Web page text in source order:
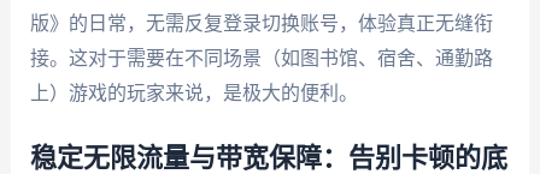
版》的日常，无需反复登录切换账号，体验真正无缝衔
接。这对于需要在不同场景（如图书馆、宿舍、通勤路
上）游戏的玩家来说，是极大的便利。
稳定无限流量与带宽保障：告别卡顿的底